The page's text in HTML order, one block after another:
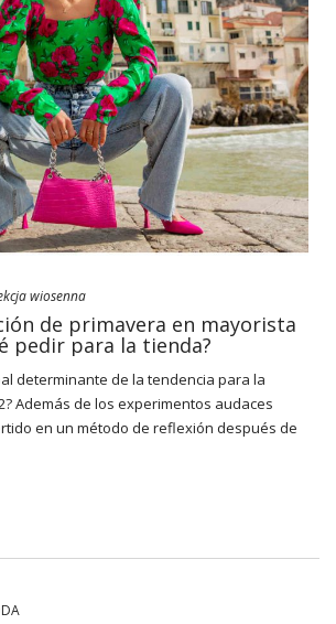
wiosenna
de primavera en mayorista
pedir para la tienda?
determinante de la tendencia para la
Además de los experimentos audaces
en un método de reflexión después de
así como originales y algo cursis de la